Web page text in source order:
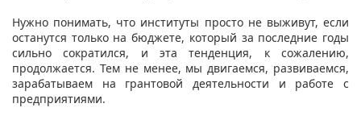
Нужно понимать, что институты просто не выживут, если
останутся только на бюджете, который за последние годы
сильно сократился, и эта тенденция, к сожалению,
продолжается. Тем не менее, мы двигаемся, развиваемся,
зарабатываем на грантовой деятельности и работе с
предприятиями.